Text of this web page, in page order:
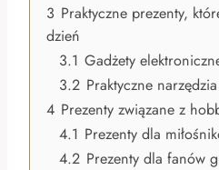
3 Praktyczne prezenty,
dzień
3.1 Gadżety
3.2 Praktyczne
4 Prezenty związane z
4.1 Prezenty dla
4.2 Prezenty dla fanów